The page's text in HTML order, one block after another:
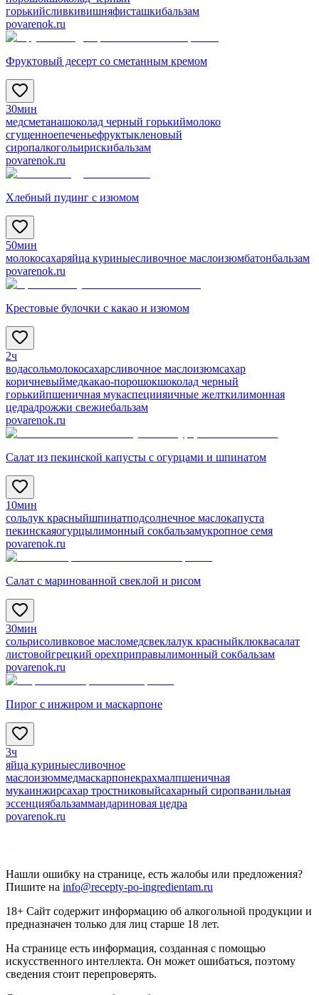
горькийсливкивишняфисташкибальзам
povarenok.ru
Фруктовый десерт со сметанным кремом
30мин
медсметанашоколад черный горькиймолоко
сгущенноепеченьефруктыкленовый
сиропалкогольирискибальзам
povarenok.ru
Хлебный пудинг с изюмом
50мин
молокосахаряйца куриныесливочное маслоизюмбатонбальзам
povarenok.ru
Крестовые булочки с какао и изюмом
2ч
водасольмолокосахарсливочное маслоизюмсахар
коричневыймедкакао-порошокшоколад черный
горькийпшеничная мукаспециияичные желткилимонная
цедрадрожжи свежиебальзам
povarenok.ru
Салат из пекинской капусты с огурцами и шпинатом
10мин
сольлук красныйшпинатподсолнечное маслокапуста
пекинскаяогурцылимонный сокбальзамукропное семя
povarenok.ru
Салат с маринованной свеклой и рисом
30мин
сольрисоливковое масломедсвеклалук красныйклюквасалат
листовойгрецкий орехприправылимонный сокбальзам
povarenok.ru
Пирог с инжиром и маскарпоне
3ч
яйца куриныесливочное
маслоизюммедмаскарпонекрахмалпшеничная
мукаинжирсахар тростниковыйсахарный сиропванильная
эссенциябальзаммандариновая цедра
povarenok.ru
Нашли ошибку на странице, есть жалобы или предложения?
Пишите на info@recepty-po-ingredientam.ru
18+ Сайт содержит информацию об алкогольной продукции и
предназначен только для лиц старше 18 лет.
На странице есть информация, созданная с помощью
искусственного интеллекта. Он может ошибаться, поэтому
сведения стоит перепроверять.